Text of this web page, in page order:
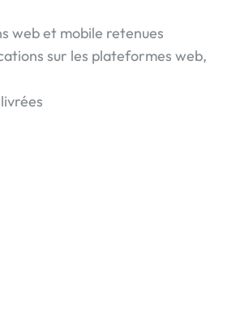
web et mobile retenues
sur les plateformes web,